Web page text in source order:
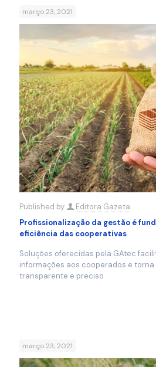
março 23, 2021
Published by
Editora Gazeta
Profissionalização da gestão é
eficiência das cooperativas
Soluções oferecidas pela GAtec
informações aos cooperados e
transparente e preciso
março 23, 2021